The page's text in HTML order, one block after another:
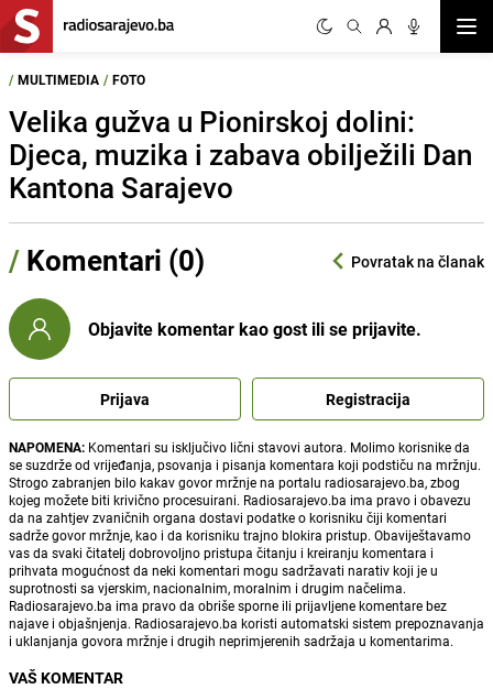
/ MULTIMEDIA / FOTO
Velika gužva u Pionirskoj dolini:
Djeca, muzika i zabava obilježili Dan
Kantona Sarajevo
/ Komentari (0) Povratak na članak
Objavite komentar kao gost ili se prijavite.
Prijava Registracija
NAPOMENA: Komentari su isključivo lični stavovi autora. Molimo korisnike da
se suzdrže od vrijeđanja, psovanja i pisanja komentara koji podstiču na mržnju.
Strogo zabranjen bilo kakav govor mržnje na portalu radiosarajevo.ba, zbog
kojeg možete biti krivično procesuirani. Radiosarajevo.ba ima pravo i obavezu
da na zahtjev zvaničnih organa dostavi podatke o korisniku čiji komentari
sadrže govor mržnje, kao i da korisniku trajno blokira pristup. Obaviještavamo
vas da svaki čitatelj dobrovoljno pristupa čitanju i kreiranju komentara i
prihvata mogućnost da neki komentari mogu sadržavati narativ koji je u
suprotnosti sa vjerskim, nacionalnim, moralnim i drugim načelima.
Radiosarajevo.ba ima pravo da obriše sporne ili prijavljene komentare bez
najave i objašnjenja. Radiosarajevo.ba koristi automatski sistem prepoznavanja
i uklanjanja govora mržnje i drugih neprimjerenih sadržaja u komentarima.
VAŠ KOMENTAR